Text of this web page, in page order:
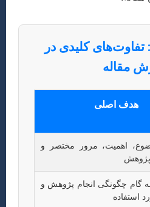
کلیدی در
مقاله
هدف اصلی
اهمیت، مرور مختصر و
پژوهش
گام چگونگی انجام پژوهش و
استفاده